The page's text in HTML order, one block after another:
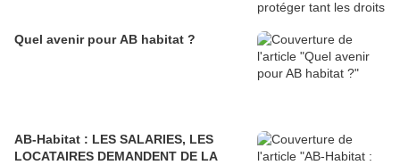
Quel avenir pour AB habitat ?
AB-Habitat : LES SALARIES, LES
LOCATAIRES DEMANDENT DE LA